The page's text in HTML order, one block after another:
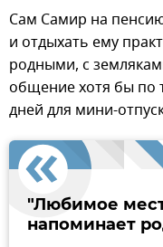
Сам Самир на
и отдыхать ему
родными, с
общение хотя бы по
дней для мини-
"Любимое
напоминает